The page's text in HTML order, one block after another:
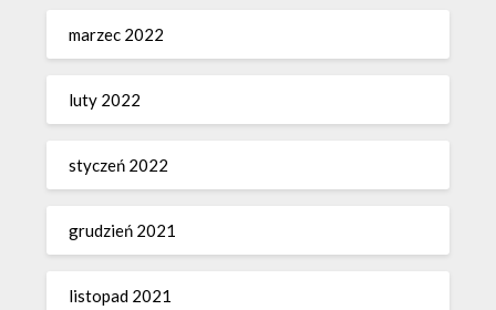
marzec 2022
luty 2022
styczeń 2022
grudzień 2021
listopad 2021